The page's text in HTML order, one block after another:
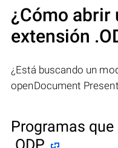
¿Cómo abrir
extensión
¿Está buscando un
openDocument
Programas
.ODP